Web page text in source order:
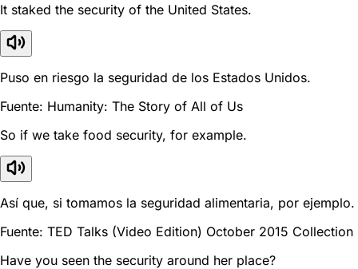
It staked the security of the United States.
Puso en riesgo la seguridad de los Estados Unidos.
Fuente: Humanity: The Story of All of Us
So if we take food security, for example.
Así que, si tomamos la seguridad alimentaria, por ejemplo.
Fuente: TED Talks (Video Edition) October 2015 Collection
Have you seen the security around her place?